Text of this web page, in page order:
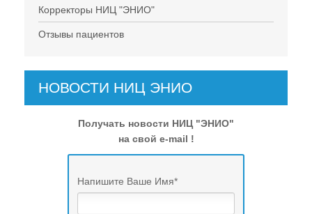
Корректоры НИЦ "ЭНИО"
Отзывы пациентов
НОВОСТИ НИЦ ЭНИО
Получать новости НИЦ "ЭНИО"
на свой e-mail !
Напишите Ваше Имя*